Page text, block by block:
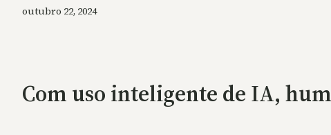
outubro 22, 2024
Com uso inteligente de IA,